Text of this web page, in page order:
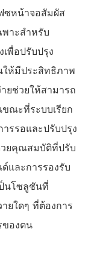
ซหน้าจอสัมผัส
พาะสำหรับ
พื่อปรับปรุง
ให้มีประสิทธิภาพ
ยช่วยให้สามารถ
ขณะที่ระบบเรียก
รรอและปรับปรุง
วยคุณสมบัติที่ปรับ
และการรองรับ
นโซลูชันที่
ยใดๆ ที่ต้องการ
ของตน